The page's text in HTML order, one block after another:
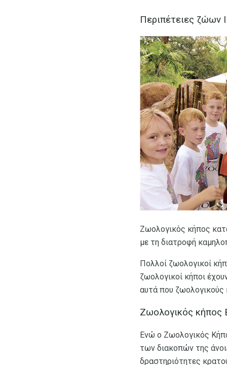
Περιπέτειες ζώων I
Ζωολογικός κήπος
με τη διατροφή
Πολλοί ζωολογικοί
ζωολογικοί κήποι
αυτά που ζωολογικούς
Ζωολογικός κήπος
Ενώ ο Ζωολογικός
των διακοπών της
δραστηριότητες